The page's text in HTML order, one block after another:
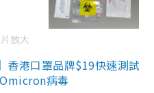
放大
香港口罩品牌$19快速測試
病毒